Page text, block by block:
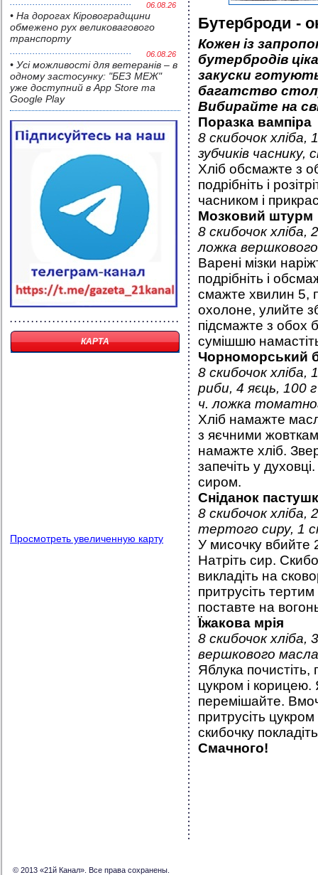
06.08.26
• На дорогах Кіровоградщини
обмежено рух великовагового
транспорту
06.08.26
• Усі можливості для ветеранів – в
одному застосунку: "БЕЗ МЕЖ"
уже доступний в App Store та
Google Play
КАРТА
Просмотреть увеличенную карту
Бутерброди -
Кожен із
бутербродів
закуски
багатство
Вибирайте на
Поразка вампіра
8 скибочок
зубчиків часнику,
Хліб обсмажте з
подрібніть і
часником і
Мозковий штурм
8 скибочок хліба,
ложка
Варені мізки
подрібніть і
смажте хвилин 5,
охолоне, улийте
підсмажте з обох
сумішшю
Чорноморський
8 скибочок хліба,
риби, 4 яєць, 100
ч. ложка
Хліб намажте
з яєчними
намажте хліб.
запечіть у
сиром.
Сніданок
8 скибочок
тертого сиру, 1
У мисочку вбийте
Натріть сир.
викладіть на
притрусіть
поставте на
Їжакова мрія
8 скибочок хліба,
вершкового
Яблука почистіть,
цукром і
перемішайте.
притрусіть
скибочку
Смачного!
© 2013 «21й Канал». Все права сохранены.